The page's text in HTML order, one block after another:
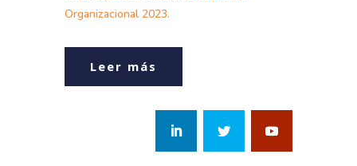
Organizacional 2023.
Leer más